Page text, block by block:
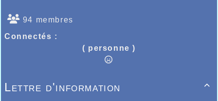
94 membres
Connectés :
( personne )

Lettre d'information